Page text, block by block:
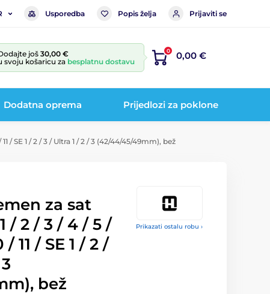
Usporedba Popis želja Prijaviti se
još30,00 €
svoju košaricu za besplatnu dostavu
0 0,00 €
Dodatna oprema Prijedlozi za poklone
/ SE 1 / 2 / 3 / Ultra 1 / 2 / 3 (42/44/45/49mm), bež
Prikazati ostalu robu ›
za sat
/ 2 / 3 / 4 / 5 /
11 / SE 1 / 2 /
bež